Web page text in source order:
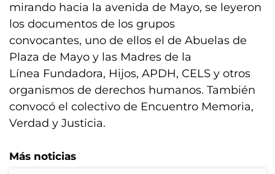
mirando hacia la avenida de Mayo, se leyeron
los documentos de los grupos
convocantes, uno de ellos el de Abuelas de
Plaza de Mayo y las Madres de la
Línea Fundadora, Hijos, APDH, CELS y otros
organismos de derechos humanos. También
convocó el colectivo de Encuentro Memoria,
Verdad y Justicia.
Más noticias